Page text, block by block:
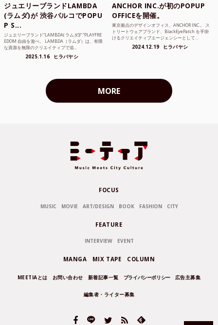
ジュエリーブランドLAMBDA
(ラムダ)が 渋谷パルコでPOPU
P S...
ジュエリーブランド“LAMBDA( ラムダ))” “PLAYFRE
EDOM 自由を遊べ。 LAMBDA（ラムダ）は、有限
な資源を無限のクリエイティブで追...
2025.1.16 ヒラバヤシ
ANCHOR INC.が初のPOPUP
OFFICEを開催。
東京拠点のデザインオフィス、ANCHOR INC.。 ス
トリートウェアブランド、BlackEyePatch を手掛
けるクリエイティブエージェンシーとして...
2024.12.19 ヒラバヤシ
MORE
FOCUS
MUSIC MOVIE ART/DESIGN BOOK FASHION CITY
FEATURE
INTERVIEW EVENT
MANGA MIX TAPE COLUMN
MEETIAとは お問い合わせ 新着記事一覧 プライバシーポリシー 広告主募集
編集者・ライター募集